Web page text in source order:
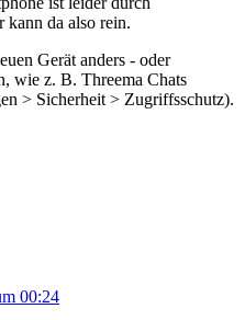
kann da also rein.
Gerät anders - oder
wie z. B. Threema Chats
> Sicherheit > Zugriffsschutz).
00:24